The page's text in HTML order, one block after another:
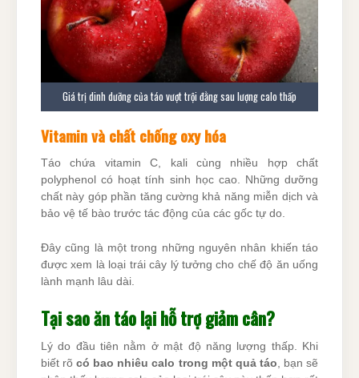
Giá trị dinh dưỡng của táo vượt trội đằng sau lượng calo thấp
Vitamin và chất chống oxy hóa
Táo chứa vitamin C, kali cùng nhiều hợp chất
polyphenol có hoạt tính sinh học cao. Những dưỡng
chất này góp phần tăng cường khả năng miễn dịch và
bảo vệ tế bào trước tác động của các gốc tự do.
Đây cũng là một trong những nguyên nhân khiến táo
được xem là loại trái cây lý tưởng cho chế độ ăn uống
lành mạnh lâu dài.
Tại sao ăn táo lại hỗ trợ giảm cân?
Lý do đầu tiên nằm ở mật độ năng lượng thấp. Khi
biết rõcó bao nhiêu calo trong một quả táo , bạn sẽ